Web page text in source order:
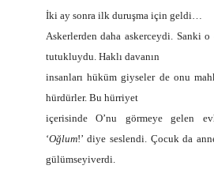
İki ay sonra ilk duruşma için geldi…
Askerlerden daha askerceydi. Sanki
tutukluydu. Haklı davanın
insanları hüküm giyseler de onu
hürdürler. Bu hürriyet
içerisinde O’nu görmeye gelen
‘Oğlum!’ diye seslendi. Çocuk da
gülümseyiverdi.